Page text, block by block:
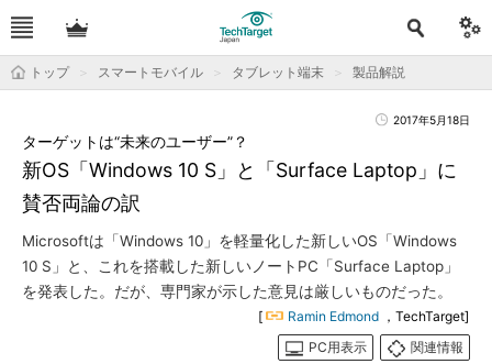
トップ スマートモバイル タブレット端末 製品解説
2017年5月18日
新OS「Windows 10 S」と「Surface Laptop」に
賛否両論の訳
ターゲットは“未来のユーザー”？
Microsoftは「Windows 10」を軽量化した新しいOS「Windows
10 S」と、これを搭載した新しいノートPC「Surface Laptop」
を発表した。だが、専門家が示した意見は厳しいものだった。
[ Ramin Edmond ，TechTarget]
PC用表示
関連情報